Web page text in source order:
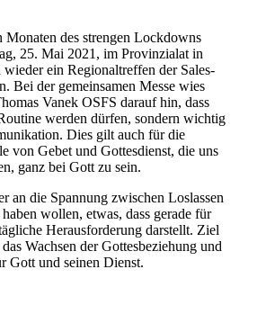
Monaten des strengen Lockdowns
25. Mai 2021, im Provinzialat in
wieder ein Regionaltreffen der Sales-
Bei der gemeinsamen Messe wies
Vanek OSFS darauf hin, dass
werden dürfen, sondern wichtig
Dies gilt auch für die
von Gebet und Gottesdienst, die uns
ganz bei Gott zu sein.
an die Spannung zwischen Loslassen
wollen, etwas, dass gerade für
Herausforderung darstellt. Ziel
Wachsen der Gottesbeziehung und
Gott und seinen Dienst.